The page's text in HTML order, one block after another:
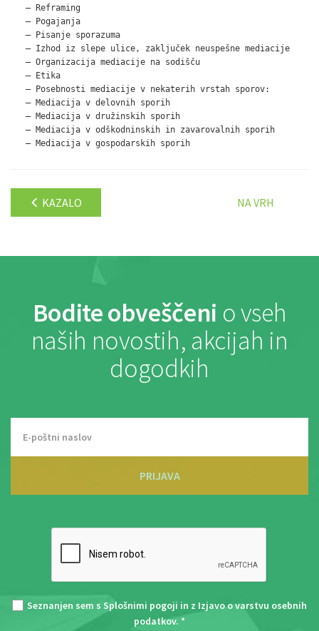
   – Reframing
   – Pogajanja
   – Pisanje sporazuma
   – Izhod iz slepe ulice, zaključek neuspešne mediacije
   – Organizacija mediacije na sodišču
   – Etika
   – Posebnosti mediacije v nekaterih vrstah sporov:
   – Mediacija v delovnih sporih
   – Mediacija v družinskih sporih
   – Mediacija v odškodninskih in zavarovalnih sporih
   – Mediacija v gospodarskih sporih
KAZALO NA VRH
Bodite obveščeni o vseh
naših novostih, akcijah in
dogodkih
PRIJAVA
Seznanjen sem s Splošnimi pogoji in z Izjavo o varstvu osebnih
podatkov. *